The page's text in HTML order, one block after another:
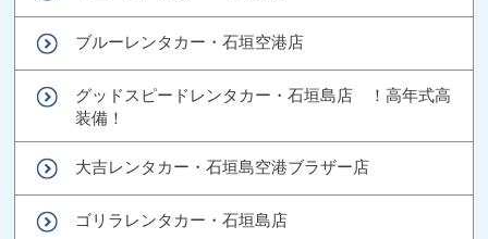
ブルーレンタカー・石垣空港店
グッドスピードレンタカー・石垣島店 ！高年式高
装備！
大吉レンタカー・石垣島空港ブラザー店
ゴリラレンタカー・石垣島店